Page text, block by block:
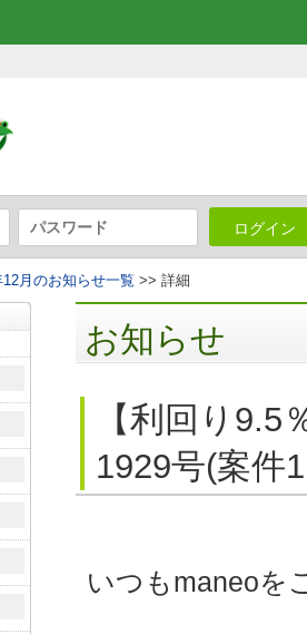
ログイン
12月のお知らせ一覧 >> 詳細
お知らせ
【利回り
1929号(案件
いつもmaneoを